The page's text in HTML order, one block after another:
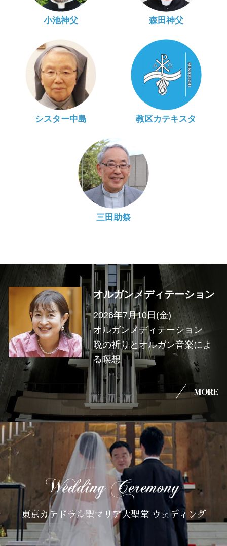
小池神父 森田神父
シスター中島 教区カテキスタ
三田助祭
オルガンメディテーション
2026年7月10日(金)
オルガンメディテーション
晩の祈りとオルガン音楽によ
る瞑想
MORE
東京カテドラル聖マリア大聖堂 ウェディング